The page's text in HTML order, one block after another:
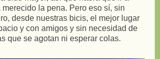
la pena. Pero eso sí, sin
desde nuestras bicis, el mejor lugar
y con amigos y sin necesidad de
que se agotan ni esperar colas.